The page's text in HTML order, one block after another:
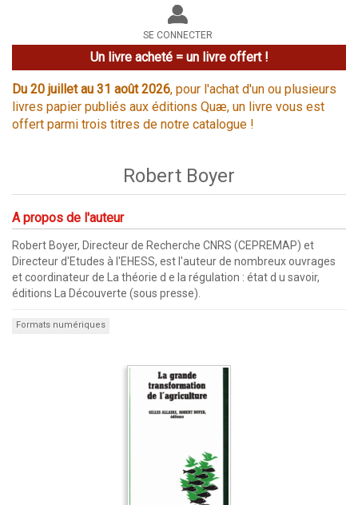
le
site
SE CONNECTER
Un livre acheté = un livre offert !
Du 20 juillet au 31 août 2026, pour l'achat d'un ou plusieurs
livres papier publiés aux éditions Quæ, un livre vous est
offert parmi trois titres de notre catalogue !
Robert Boyer
A propos de l'auteur
Robert Boyer, Directeur de Recherche CNRS (CEPREMAP) et
Directeur d'Etudes à l'EHESS, est l'auteur de nombreux ouvrages
et coordinateur de La théorie d e la régulation : état d u savoir,
éditions La Découverte (sous presse).
Formats numériques